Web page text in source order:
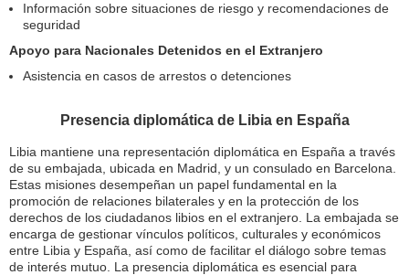
Información sobre situaciones de riesgo y recomendaciones de
seguridad
Apoyo para Nacionales Detenidos en el Extranjero
Asistencia en casos de arrestos o detenciones
Presencia diplomática de Libia en España
Libia mantiene una representación diplomática en España a través
de su embajada, ubicada en Madrid, y un consulado en Barcelona.
Estas misiones desempeñan un papel fundamental en la
promoción de relaciones bilaterales y en la protección de los
derechos de los ciudadanos libios en el extranjero. La embajada se
encarga de gestionar vínculos políticos, culturales y económicos
entre Libia y España, así como de facilitar el diálogo sobre temas
de interés mutuo. La presencia diplomática es esencial para